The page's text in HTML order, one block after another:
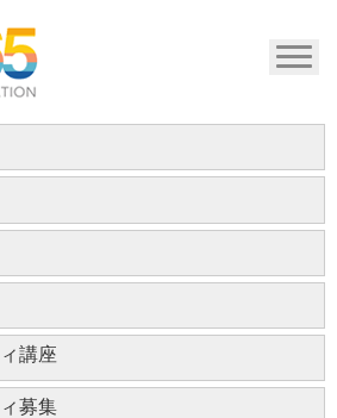
講座
募集